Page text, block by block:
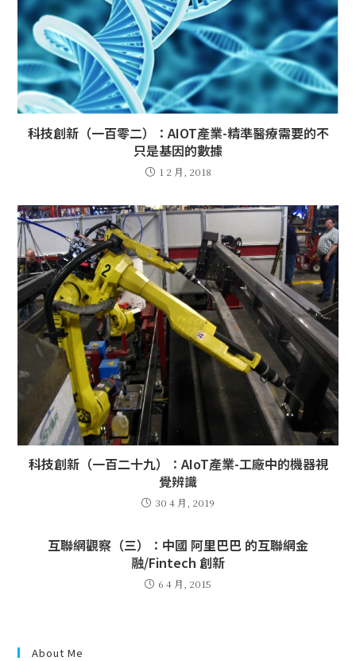
科技創新（一百零二）：AIOT產業-精準醫療需要的不
只是基因的數據
1 2 月, 2018
科技創新（一百二十九）：AIoT產業-工廠中的機器視
覺辨識
30 4 月, 2019
互聯網觀察（三）：中國 阿里巴巴 的互聯網金
融/Fintech 創新
6 4 月, 2015
About Me